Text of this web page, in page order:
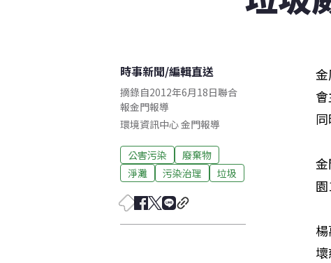
時事新聞/編輯直送
摘錄自2012年6月18日聯合
報金門報導
環境資訊中心金門報導
公害污染
廢棄物
淨灘
污染治理 垃圾